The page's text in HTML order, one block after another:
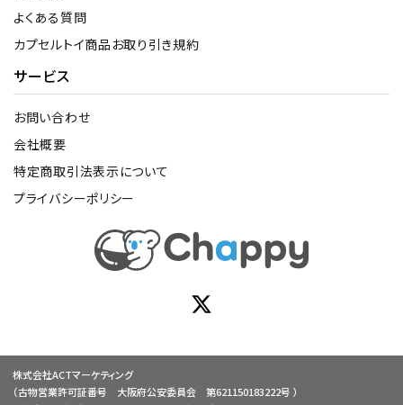
よくある質問
カプセルトイ商品お取り引き規約
サービス
お問い合わせ
会社概要
特定商取引法表示について
プライバシーポリシー
株式会社ACTマーケティング
（古物営業許可証番号 大阪府公安委員会 第621150183222号 ）